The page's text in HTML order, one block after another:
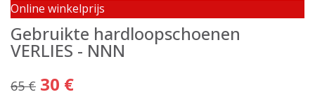
Online winkelprijs
Gebruikte hardloopschoenen
VERLIES - NNN
65 € 30 €